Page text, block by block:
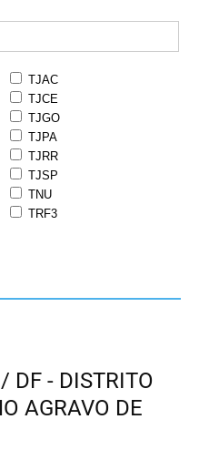
TJAC
TJCE
TJGO
TJPA
TJRR
TJSP
TNU
TRF3
DF - DISTRITO
AGRAVO DE